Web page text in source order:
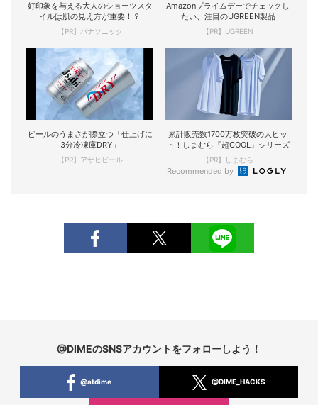
好印象を与える大人のショーツスタ
イルは肌の見え方が重要！？
【PR】パナソニック
Amazonプライムデーでチェックし
たい、注目のUGREEN製品
【PR】UGREEN
ビールのうまさが際立つ「仕上げに
3分冷凍庫DRY」
【PR】アサヒビール
累計販売数1700万枚突破の大ヒッ
ト！しまむら『超COOL』シリーズ
【PR】しまむら
Recommended by
@DIMEのSNSアカウントをフォローしよう！
@atdime @DIME_HACKS